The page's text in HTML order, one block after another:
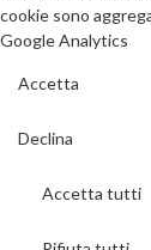
cookie sono
Google Analytics
Accetta
Declina
Accetta tutti